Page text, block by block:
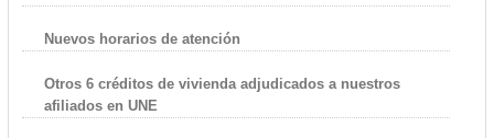
Nuevos horarios de atención
Otros 6 créditos de vivienda adjudicados a nuestros
afiliados en UNE